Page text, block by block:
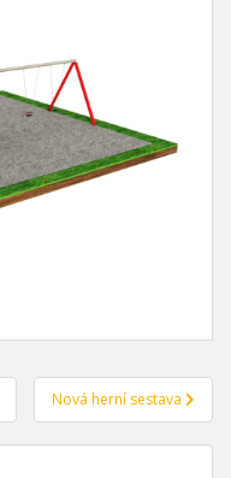
Nová herní sestava